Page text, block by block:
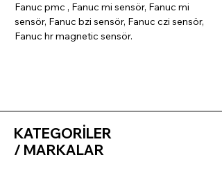
Fanuc pmc , Fanuc mi sensör, Fanuc mi
sensör, Fanuc bzi sensör, Fanuc czi sensör,
Fanuc hr magnetic sensör.
KATEGORİLER
/ MARKALAR